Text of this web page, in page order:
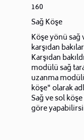
160
Sağ Köşe
Köşe yönü
karşıdan
Karşıdan
modülü sağ
uzanma
köşe" olarak
Sağ ve sol
göre